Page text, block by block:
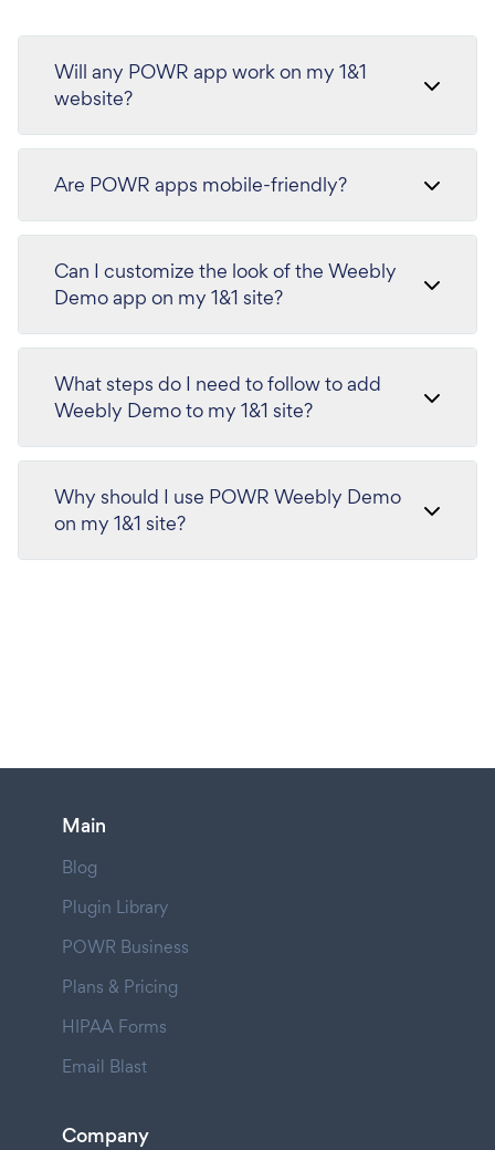
Will any POWR app work on my 1&1
website?
Are POWR apps mobile-friendly?
Can I customize the look of the Weebly
Demo app on my 1&1 site?
What steps do I need to follow to add
Weebly Demo to my 1&1 site?
Why should I use POWR Weebly Demo
on my 1&1 site?
Main
Blog
Plugin Library
POWR Business
Plans & Pricing
HIPAA Forms
Email Blast
Company